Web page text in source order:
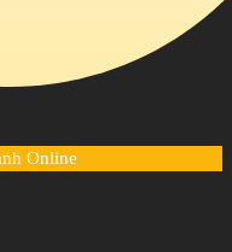
Online